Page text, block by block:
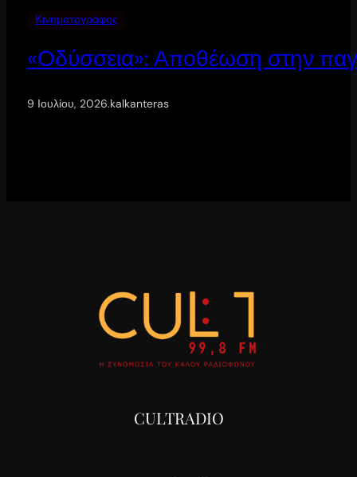
Κινηματογράφος
«Οδύσσεια»: Αποθέωση στην
9 Ιουλίου, 2026.kalkanteras
CULTRADIO